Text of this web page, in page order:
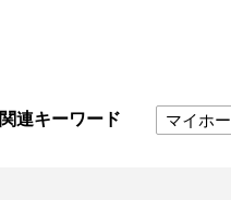
関連キーワード マイホ